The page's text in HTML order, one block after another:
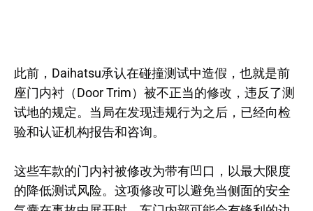
此前，Daihatsu承认在碰撞测试中造假，也就是前
座门内衬（Door Trim）被不正当的修改，违反了测
试地的规定。当局在发现违规行为之后，已经向检
验和认证机构报告和咨询。
这些车款的门内衬被修改为带有凹口，以最大限度
的降低测试风险。这项修改可以避免当侧面的安全